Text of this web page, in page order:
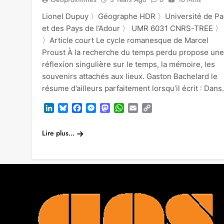
Lionel Dupuy 〉Géographe HDR 〉Université de
et des Pays de l’Adour 〉 UMR 6031 CNRS-TREE 〉
〉Article court Le cycle romanesque de Marcel
Proust À la recherche du temps perdu propose une
réflexion singulière sur le temps, la mémoire, les
souvenirs attachés aux lieux. Gaston Bachelard le
résume d’ailleurs parfaitement lorsqu’il écrit :
LinkedInBlueskyFacebook
Messenger
Mastodon
WhatsApp
Email
Lire plus...